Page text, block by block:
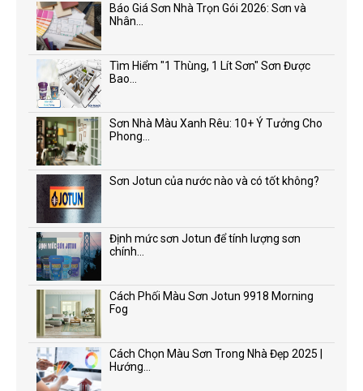
Báo Giá Sơn Nhà Trọn Gói 2026: Sơn và
Nhân...
Tìm Hiểm "1 Thùng, 1 Lít Sơn" Sơn Được
Bao...
Sơn Nhà Màu Xanh Rêu: 10+ Ý Tưởng Cho
Phong...
Sơn Jotun của nước nào và có tốt không?
Định mức sơn Jotun để tính lượng sơn
chính...
Cách Phối Màu Sơn Jotun 9918 Morning
Fog
Cách Chọn Màu Sơn Trong Nhà Đẹp 2025 |
Hướng...